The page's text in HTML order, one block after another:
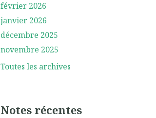
février 2026
janvier 2026
décembre 2025
novembre 2025
Toutes les archives
Notes récentes